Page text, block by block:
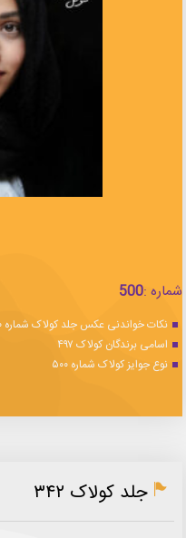
شماره :500
نکات خواندنی عکس جلد کولاک شماره ۵۰۰
اسامی برندگان کولاک ۴۹۷
نوع جوایز کولاک شماره ۵۰۰
جلد کولاک ۳۴۲